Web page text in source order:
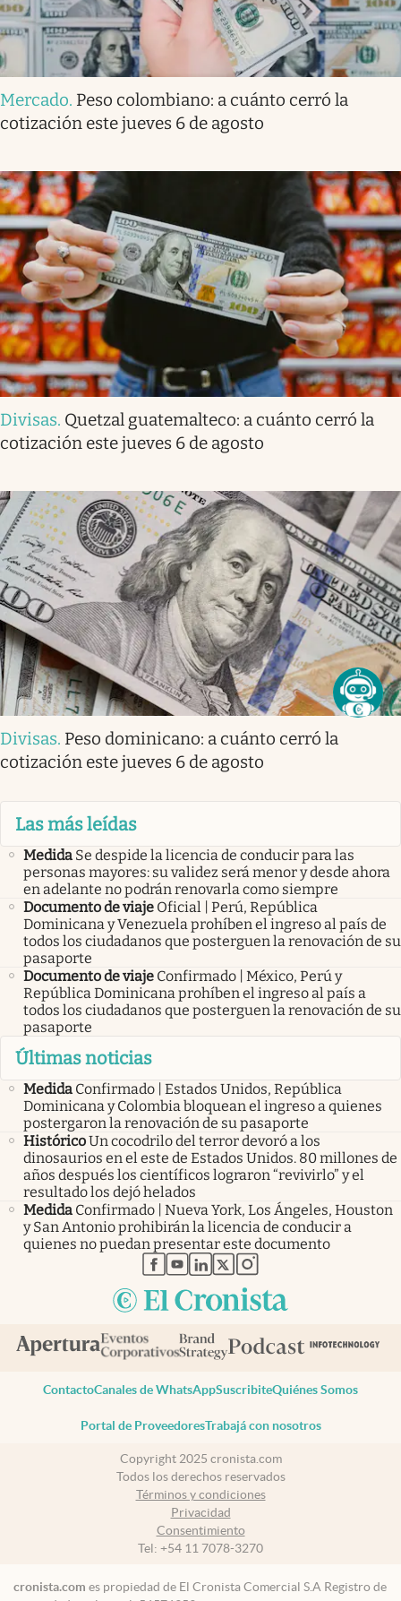
Mercado. Peso colombiano: a cuánto cerró la
cotización este jueves 6 de agosto
Divisas. Quetzal guatemalteco: a cuánto cerró la
cotización este jueves 6 de agosto
Divisas. Peso dominicano: a cuánto cerró la
cotización este jueves 6 de agosto
Las más leídas
Medida Se despide la licencia de conducir para las
personas mayores: su validez será menor y desde ahora
en adelante no podrán renovarla como siempre
Documento de viaje Oficial | Perú, República
Dominicana y Venezuela prohíben el ingreso al país de
todos los ciudadanos que posterguen la renovación de su
pasaporte
Documento de viaje Confirmado | México, Perú y
República Dominicana prohíben el ingreso al país a
todos los ciudadanos que posterguen la renovación de su
pasaporte
Últimas noticias
Medida Confirmado | Estados Unidos, República
Dominicana y Colombia bloquean el ingreso a quienes
postergaron la renovación de su pasaporte
HistóricoUn cocodrilo del terror devoró a los
dinosaurios en el este de Estados Unidos. 80 millones de
años después los científicos lograron “revivirlo” y el
resultado los dejó helados
Medida Confirmado | Nueva York, Los Ángeles, Houston
y San Antonio prohibirán la licencia de conducir a
quienes no puedan presentar este documento
abre en nueva pestaña
abre en nueva pestaña
abre en nueva pestaña
abre en nueva pestaña
abre en nueva pestaña
ContactoCanales de WhatsAppSuscribiteQuiénes Somos
Portal de ProveedoresTrabajá con nosotros
Copyright 2025 cronista.com
Todos los derechos reservados
Términos y condiciones
Privacidad
Consentimiento
Tel: +54 11 7078-3270
cronista.com es propiedad de El Cronista Comercial S.A Registro de